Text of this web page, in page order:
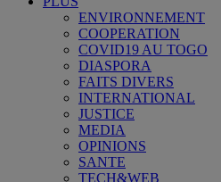
ENVIRONNEMENT
COOPERATION
COVID19 AU TOGO
DIASPORA
FAITS DIVERS
INTERNATIONAL
JUSTICE
MEDIA
OPINIONS
SANTE
TECH&WEB